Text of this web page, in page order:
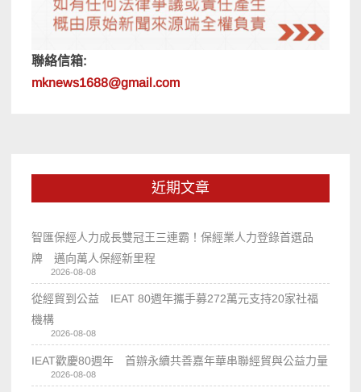
聯絡信箱:
mknews1688@gmail.com
近期文章
智匯保經人力成長雙冠王三連霸！保經業人力登錄首選品
牌 邁向萬人保經新里程
2026-08-08
從經貿到公益 IEAT 80週年攜手募272萬元支持20家社福
機構
2026-08-08
IEAT歡慶80週年 首辦永續共善嘉年華串聯經貿與公益力量
2026-08-08